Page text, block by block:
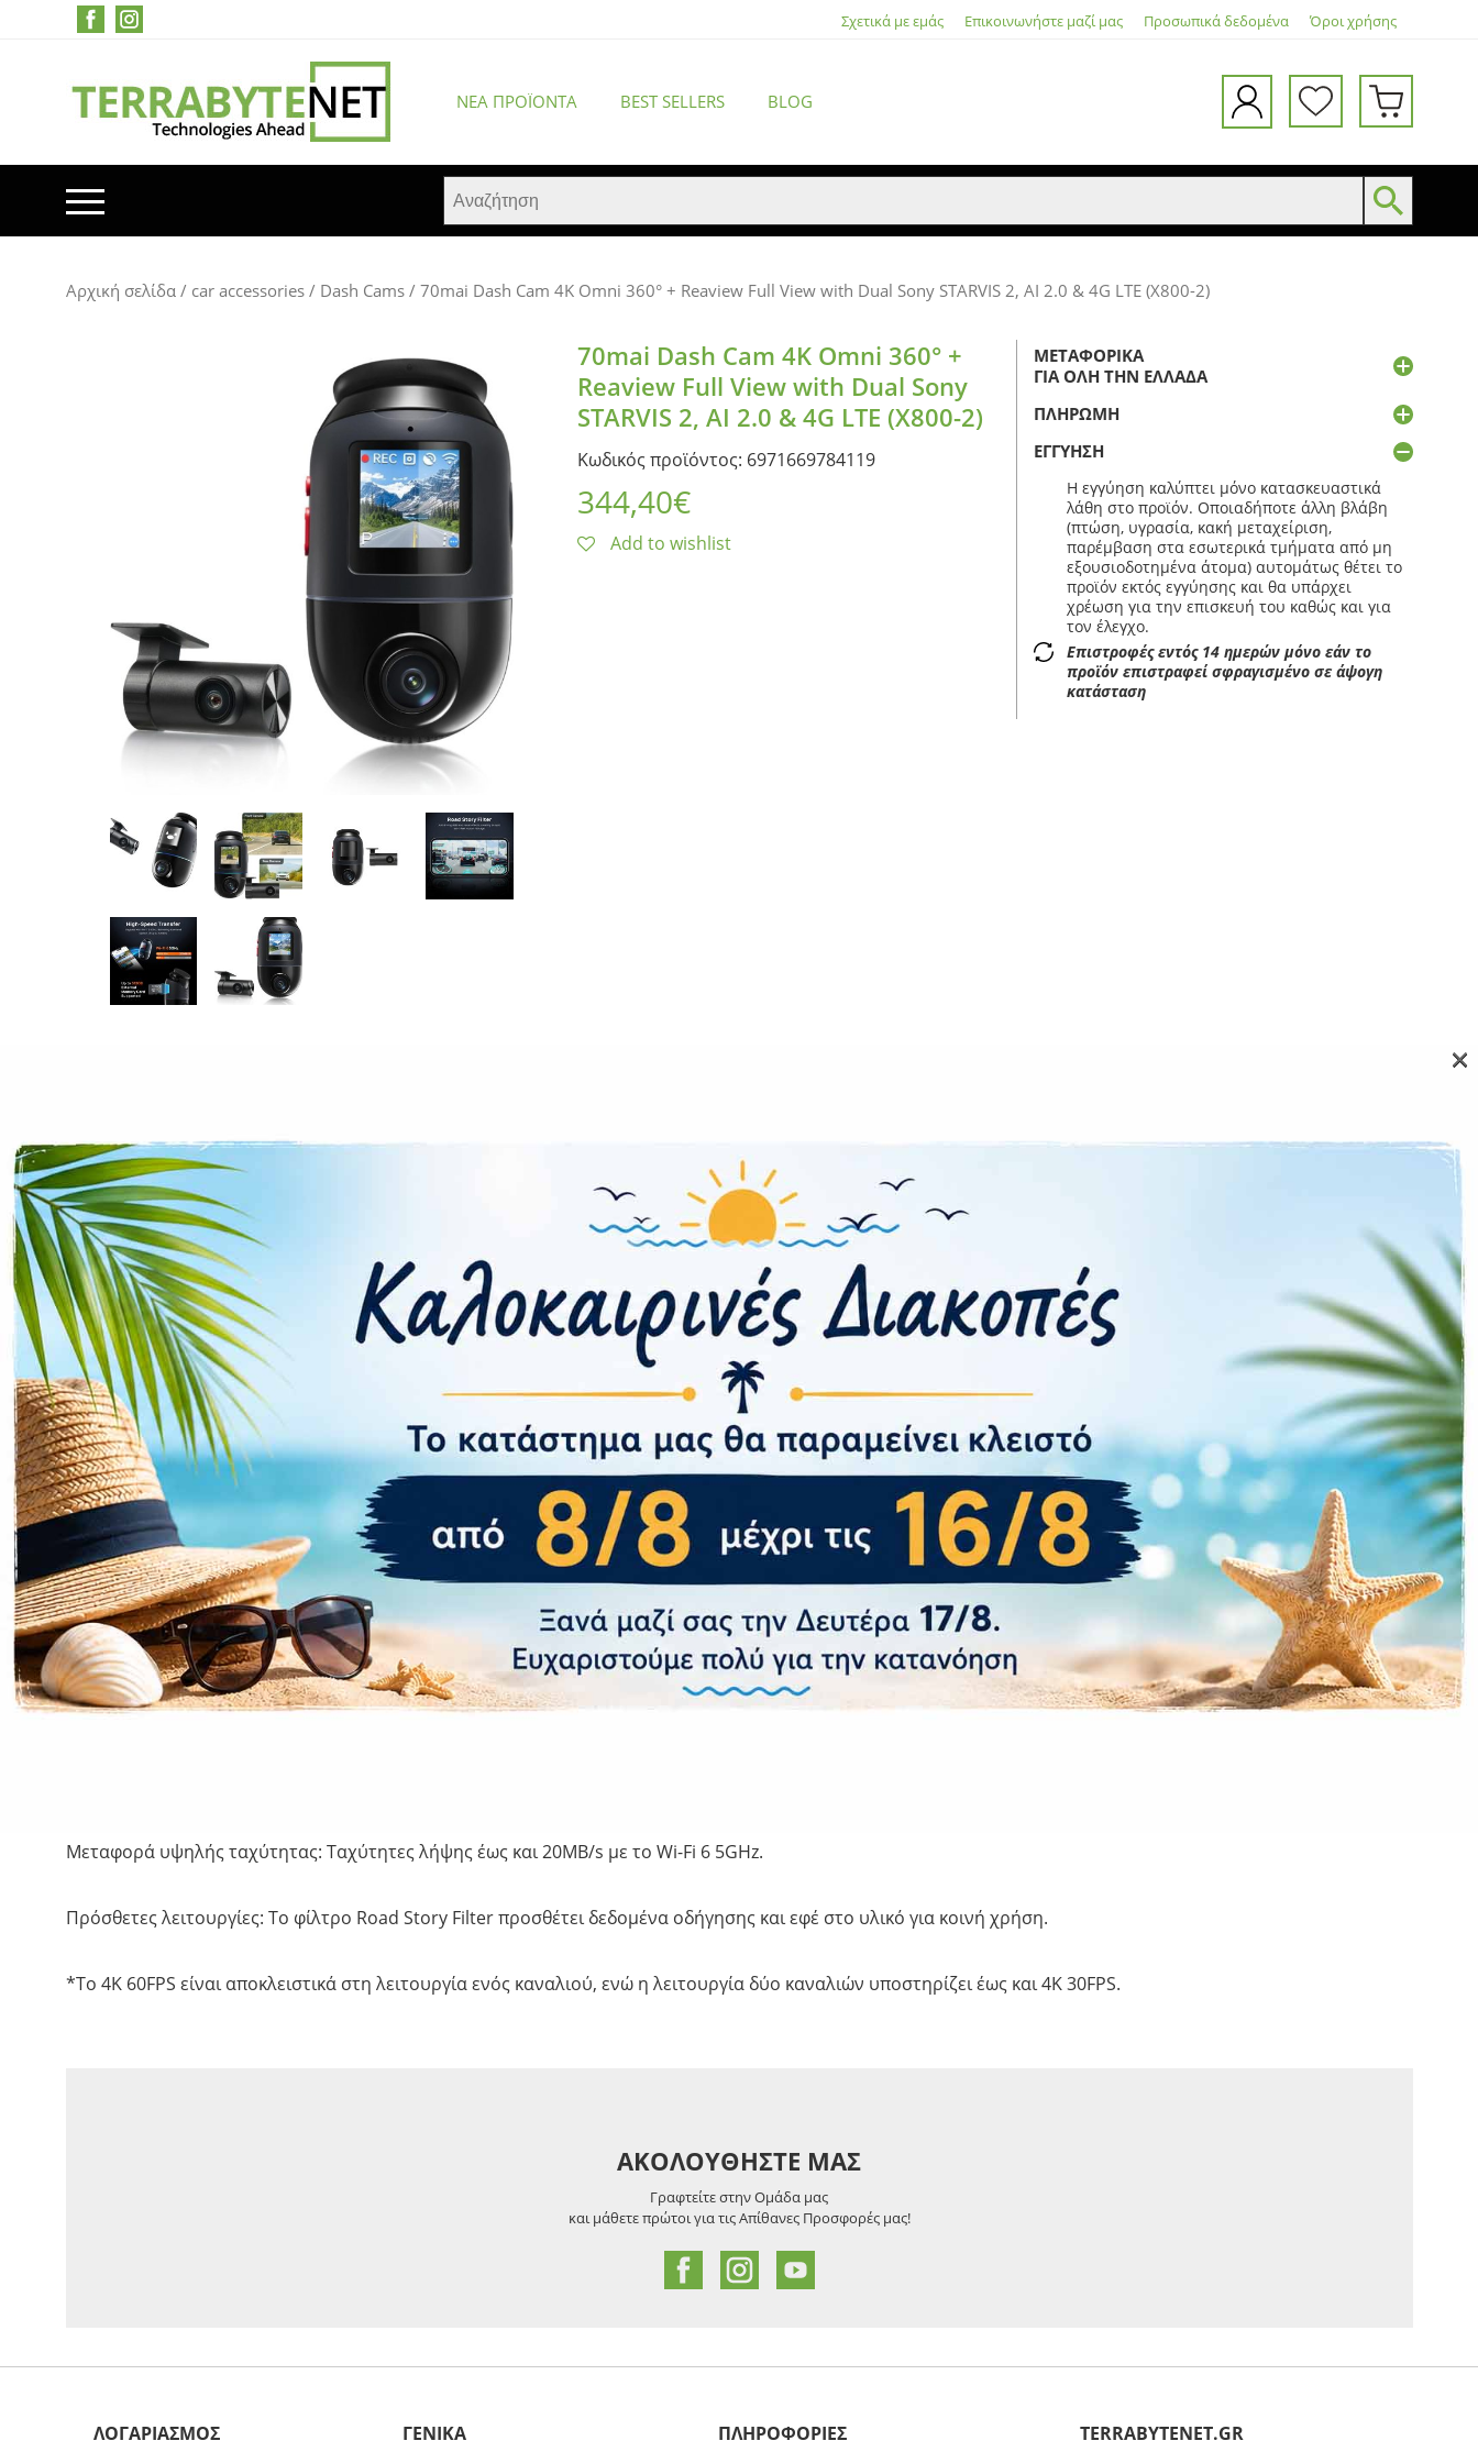
Σχετικά με εμάς Επικοινωνήστε μαζί μας Προσωπικά δεδομένα Όροι χρήσης
ΝΈΑ ΠΡΟΪΌΝΤΑ BEST SELLERS BLOG
TABLETS
ΕΙΚΟΝΑ-ΗΧΟΣ
ACCESSORIES
ACCESSORIES
GAMING
ΟΙΚΙΑΚΕΣ ΣΥΣΚΕΥΕΣ
Αρχική σελίδα/ car accessories/ Dash Cams/ 70mai Dash Cam 4K Omni 360° + Reaview Full View with Dual Sony STARVIS 2, AI 2.0 & 4G LTE (X800-2)
70mai Dash Cam 4K Omni 360° +
Reaview Full View with Dual Sony
STARVIS 2, AI 2.0 & 4G LTE (X800-2)
Κωδικός προϊόντος: 6971669784119
344,40€
Add to wishlist
ΜΕΤΑΦΟΡΙΚΆ
ΓΙΑ ΌΛΗ ΤΗΝ ΕΛΛΆΔΑ
ΠΛΗΡΩΜΉ
ΕΓΓΎΗΣΗ
Η εγγύηση καλύπτει μόνο κατασκευαστικά
λάθη στο προϊόν. Οποιαδήποτε άλλη βλάβη
(πτώση, υγρασία, κακή μεταχείριση,
παρέμβαση στα εσωτερικά τμήματα από μη
εξουσιοδοτημένα άτομα) αυτομάτως θέτει το
προϊόν εκτός εγγύησης και θα υπάρχει
χρέωση για την επισκευή του καθώς και για
τον έλεγχο.
Επιστροφές εντός 14 ημερών μόνο εάν το
προϊόν επιστραφεί σφραγισμένο σε άψογη
κατάσταση
από την πίσω, και τα δύο με υποστήριξη HDR. Απολαύστε ομαλή εγγραφή 4K 60FPS* για λεπτομερές και ρευστό βίντεο ακόμα και σε υψηλές ταχύτητες.
Καθηλωτική πλήρης προβολή 360°: Με σχεδιασμό που περιστρέφεται κατά 360° και τροφοδοτείται από διπλούς αισθητήρες Hall Effect και μαγνητικό σύστημα, η
4K Omni προσφέρει ακριβή τοποθέτηση του φακού και άψογη περιστροφή, εξασφαλίζοντας μηδενικά τυφλά σημεία, ενώ παράλληλα λειτουργεί και ως
διασκεδαστική συσκευή εγγραφής ταξιδιωτικού vlog για να καταγράψετε κάθε στιγμή του ταξιδιού σας.
Βελτιωμένη νυχτερινή όραση και παρακολούθηση στάθμευσης: Οι τεχνολογίες 70mai Night Owl Vision και Lumi Vision εξασφαλίζουν καθαρές εγγραφές σε
συνθήκες χαμηλού φωτισμού κατά την οδήγηση και τη στάθμευση. Η AI Motion Detection 2.0 με διπλούς αισθητήρες Hall Effect παρέχει ακριβή παρακολούθηση
και καταγραφή πιθανών περιστατικών.
Ολοκληρωμένη προστασία στάθμευσης: Η ανίχνευση σύγκρουσης διπλού καναλιού και η εγγραφή time-lapse ενεργοποιούν τις μπροστινές και πίσω κάμερες σε
λειτουργία στάθμευσης. Η συμβατότητα 4G επιτρέπει την άμεση ειδοποίηση μέσω εφαρμογής, την τοποθεσία του αυτοκινήτου, τη ζωντανή παρακολούθηση της
διαδρομής και τη ζωντανή ροή μέσω εφαρμογής για απομακρυσμένη παρακολούθηση.
Προηγμένα χαρακτηριστικά ασφαλείας: Το Buffered Emergency Recording καταγράφει κρίσιμο υλικό πριν, κατά τη διάρκεια και μετά από ένα περιστατικό. Το
ενσωματωμένο GPS παρακολουθεί την ταχύτητα, τον χρόνο και την τοποθεσία. Το ADAS με υπερ-ανίχνευση παρέχει προειδοποιήσεις αναχώρησης από τη
λωρίδα κυκλοφορίας, εμπρόσθιας σύγκρουσης και άλλες προειδοποιήσεις υποβοήθησης του οδηγού.
Αξιόπιστη ισχύς και αποθήκευση: Ένας ενσωματωμένος υπερπυκνωτής εξασφαλίζει αξιόπιστη λειτουργία και μεγάλη διάρκεια ζωής σε ακραίες θερμοκρασίες. Η
παρακολούθηση της τάσης της μπαταρίας αποτρέπει την αποφόρτιση της μπαταρίας του αυτοκινήτου. Υποστηρίζει έως και 512 GB εξωτερικής αποθήκευσης για
άφθονη χωρητικότητα εγγραφής.
Μεταφορά υψηλής ταχύτητας: Ταχύτητες λήψης έως και 20MB/s με το Wi-Fi 6 5GHz.
Πρόσθετες λειτουργίες: Το φίλτρο Road Story Filter προσθέτει δεδομένα οδήγησης και εφέ στο υλικό για κοινή χρήση.
*Το 4K 60FPS είναι αποκλειστικά στη λειτουργία ενός καναλιού, ενώ η λειτουργία δύο καναλιών υποστηρίζει έως και 4K 30FPS.
ΑΚΟΛΟΥΘΗΣΤΕ ΜΑΣ
Γραφτείτε στην Ομάδα μας
και μάθετε πρώτοι για τις Απίθανες Προσφορές μας!
ΛΟΓΑΡΙΑΣΜΟΣ ΓΕΝΙΚΑ ΠΛΗΡΟΦΟΡΙΕΣ ΤERRABYTENET.GR
×